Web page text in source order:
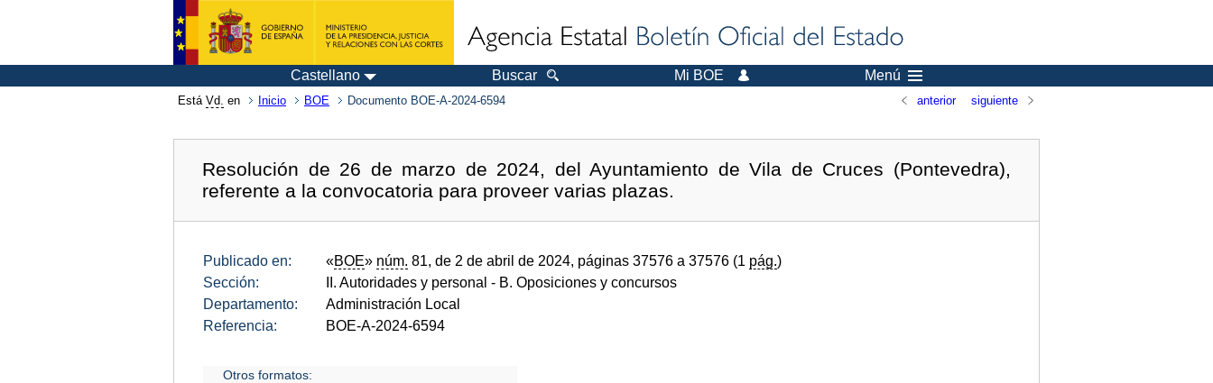
Castellano Buscar Mi BOE Menú
Está Vd. en Inicio BOE Documento BOE-A-2024-6594 anterior siguiente
Resolución de 26 de marzo de 2024, del Ayuntamiento de Vila de Cruces (Pontevedra),
referente a la convocatoria para proveer varias plazas.
Publicado en: «BOE» núm. 81, de 2 de abril de 2024, páginas 37576 a 37576 (1 pág.)
Sección:
II. Autoridades y personal - B. Oposiciones y concursos
Departamento:
Administración Local
Referencia:
BOE-A-2024-6594
Otros formatos: